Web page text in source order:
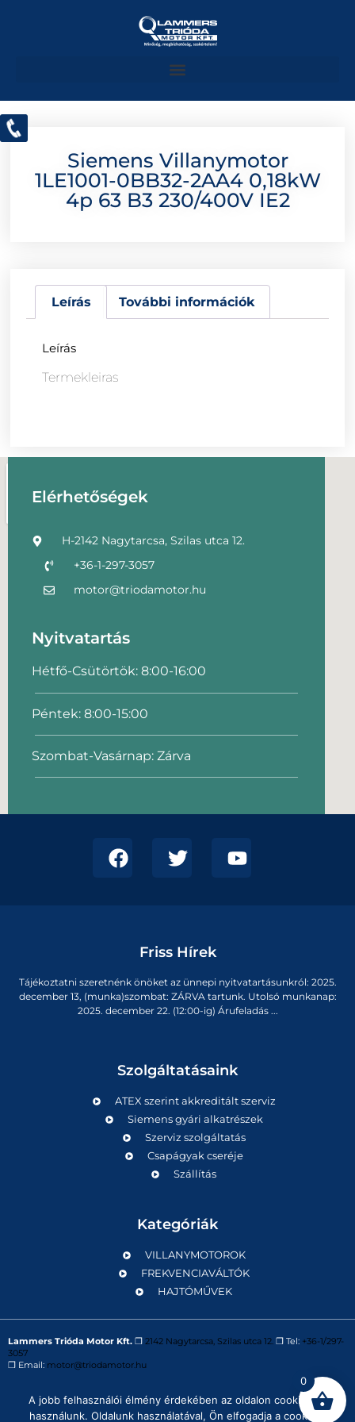
Siemens Villanymotor
1LE1001-0BB32-2AA4 0,18kW
4p 63 B3 230/400V IE2
Leírás További információk
Leírás
Termekleiras
Elérhetőségek
H-2142 Nagytarcsa, Szilas utca 12.
+36-1-297-3057
motor@triodamotor.hu
Nyitvatartás
Hétfő-Csütörtök: 8:00-16:00
Péntek: 8:00-15:00
Szombat-Vasárnap: Zárva
Friss Hírek
Tájékoztatni szeretnénk önöket az ünnepi nyitvatartásunkról: 2025.
december 13, (munka)szombat: ZÁRVA tartunk. Utolsó munkanap:
2025. december 22. (12:00-ig) Árufeladás ...
Szolgáltatásaink
ATEX szerint akkreditált szerviz
Siemens gyári alkatrészek
Szerviz szolgáltatás
Csapágyak cseréje
Szállítás
Kategóriák
VILLANYMOTOROK
FREKVENCIAVÁLTÓK
HAJTÓMŰVEK
Lammers Trióda Motor Kft. ❒ 2142 Nagytarcsa, Szilas utca 12. ❒ Tel: +36-1/297-
3057
❒ Email: motor@triodamotor.hu
Powered byDigit-Now Kft.
0
A jobb felhasználói élmény érdekében az oldalon cookie-kat
használunk. Oldalunk használatával, Ön elfogadja a cookie-k